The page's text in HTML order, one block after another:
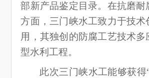
部新产品鉴定目录。在抗磨耐
方面，三门峡水工致力于技术
用，其独创的防腐工艺技术多
型水利工程。
此次三门峡水工能够获得“